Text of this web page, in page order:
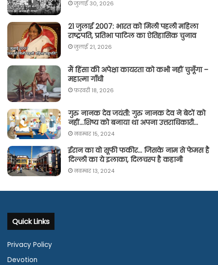
जुलाई 30, 2026
21 जुलाई 2007: भारत को मिली पहली महिला
राष्ट्रपति, प्रतिभा पाटिल का ऐतिहासिक चुनाव
जुलाई 21, 2026
मैं हिंसा की अपेक्षा कायरता को कभी नहीं चुनूँगा –
महात्मा गाँधी
फ़रवरी 18, 2026
गुरु नानक देव जयंती: गुरु नानक देव ने बेटों को
नहीं…शिष्य को बनाया था अपना उत्तराधिकारी…
नवम्बर 15, 2024
ईरान का वो सूफी फकीर… जिसके नाम से फेमस है
दिल्ली का ये इलाका, दिलचस्प है कहानी
नवम्बर 13, 2024
Quick Links
Privacy Policy
Devotion